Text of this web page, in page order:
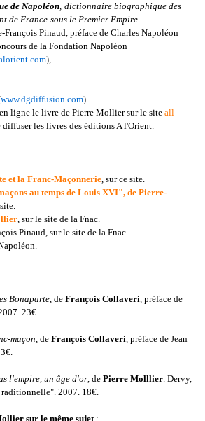
de Napoléon, dictionnaire biographique des
de France sous le Premier Empire.
François Pinaud, préface de Charles Napoléon
de la Fondation Napoléon
),
www.dgdiffusion.com)
ligne le livre de Pierre Mollier sur le site all-
les livres des éditions A l'Orient.
et la Franc-Maçonnerie, sur ce site.
au temps de Louis XVI", de Pierre-
, sur le site de la Fnac.
Pinaud, sur le site de la Fnac.
Bonaparte, de François Collaveri, préface de
23€.
maçon, de François Collaveri, préface de Jean
l'empire, un âge d'or, de Pierre Molllier. Dervy,
2007. 18€.
sur le même sujet :